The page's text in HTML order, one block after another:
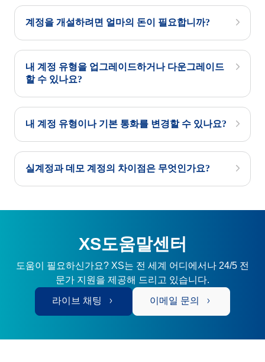
계정을 개설하려면 얼마의 돈이 필요합니까?
내 계정 유형을 업그레이드하거나 다운그레이드
할 수 있나요?
내 계정 유형이나 기본 통화를 변경할 수 있나요?
실계정과 데모 계정의 차이점은 무엇인가요?
XS도움말센터
도움이 필요하신가요? XS는 전 세계 어디에서나 24/5 전
문가 지원을 제공해 드리고 있습니다.
라이브 채팅 이메일 문의